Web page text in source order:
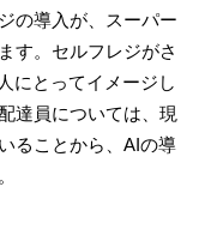
の導入が、スーパー
す。セルフレジがさ
にとってイメージし
達員については、現
ることから、AIの導